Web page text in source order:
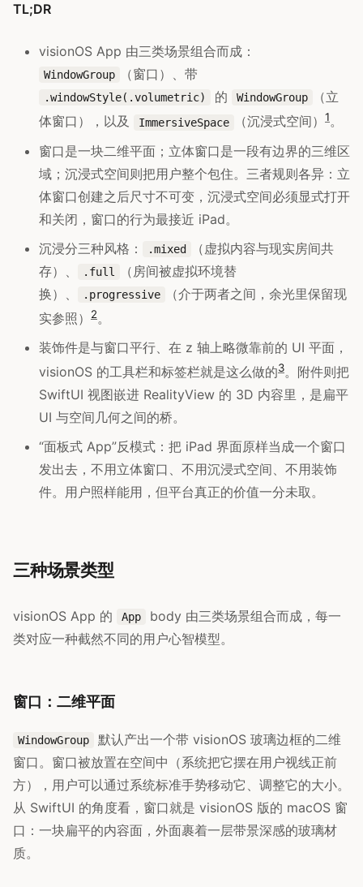
TL;DR
visionOS App 由三类场景组合而成：
WindowGroup （窗口）、带
.windowStyle(.volumetric) 的 WindowGroup
（立
体窗口），以及
ImmersiveSpace （沉浸式空间） 1。
窗口是一块二维平面；立体窗口是一段有边界的三维区
域；沉浸式空间则把用户整个包住。三者规则各异：立
体窗口创建之后尺寸不可变，沉浸式空间必须显式打开
和关闭，窗口的行为最接近 iPad。
沉浸分三种风格：
.mixed
（虚拟内容与现实房间共
存）、
.full
（房间被虚拟环境替
换）、
.progressive
（介于两者之间，余光里保留现
实参照）
2。
装饰件是与窗口平行、在 z 轴上略微靠前的 UI 平面，
visionOS 的工具栏和标签栏就是这么做的3。附件则把
SwiftUI 视图嵌进 RealityView 的 3D 内容里，是扁平
UI 与空间几何之间的桥。
“面板式 App”反模式：把 iPad 界面原样当成一个窗口
发出去，不用立体窗口、不用沉浸式空间、不用装饰
件。用户照样能用，但平台真正的价值一分未取。
三种场景类型
visionOS App 的 App
body 由三类场景组合而成，每一
类对应一种截然不同的用户心智模型。
窗口：二维平面
WindowGroup
默认产出一个带 visionOS 玻璃边框的二维
窗口。窗口被放置在空间中（系统把它摆在用户视线正前
方），用户可以通过系统标准手势移动它、调整它的大小。
从 SwiftUI 的角度看，窗口就是 visionOS 版的 macOS 窗
口：一块扁平的内容面，外面裹着一层带景深感的玻璃材
质。